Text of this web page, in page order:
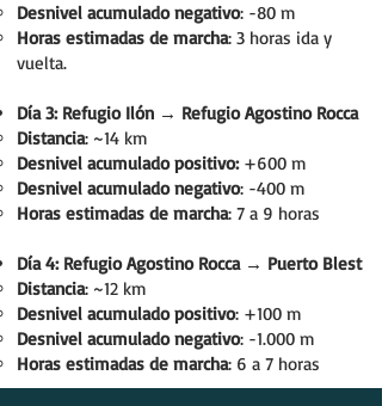
Desnivel acumulado negativo: -80 m
Horas estimadas de marcha: 3 horas ida y
vuelta.
Día 3: Refugio Ilón → Refugio Agostino Rocca
Distancia: ~14 km
Desnivel acumulado positivo:+600 m
Desnivel acumulado negativo: -400 m
Horas estimadas de marcha: 7 a 9 horas
Día 4: Refugio Agostino Rocca → Puerto Blest
Distancia: ~12 km
Desnivel acumulado positivo: +100 m
Desnivel acumulado negativo: -1.000 m
Horas estimadas de marcha: 6 a 7 horas